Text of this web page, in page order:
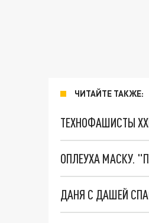
ЧИТАЙТЕ ТАКЖЕ:
ТЕХНОФАШИСТЫ
ОПЛЕУХА МАСКУ.
ДАНЯ С ДАШЕЙ